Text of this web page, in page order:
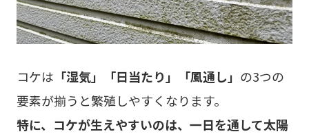
コケは 「湿気」「日当たり」「風通し」 の3つの
要素が揃うと繁殖しやすくなります。
特に、コケが生えやすいのは、一日を通して太陽